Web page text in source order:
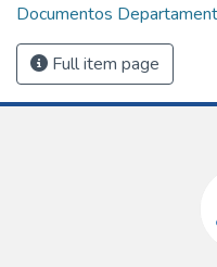
Documentos
Full item page